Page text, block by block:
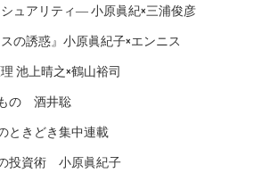
シュアリティ― 小原眞紀×三浦俊彦
の誘惑』小原眞紀子×エンニス
池上晴之×鶴山裕司
の 酒井聡
ときどき集中連載
投資術 小原眞紀子